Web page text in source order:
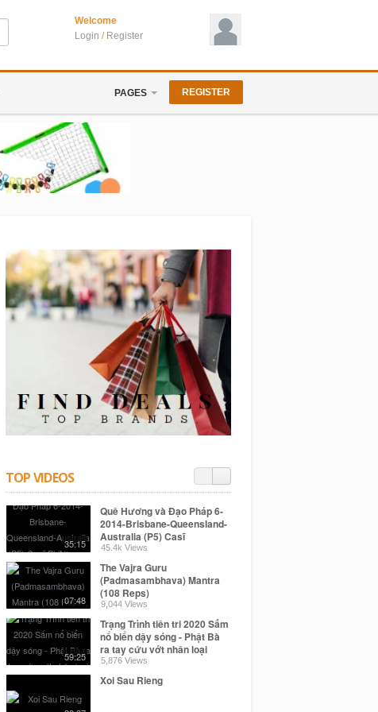
Welcome
Login / Register
PAGES REGISTER
TOP VIDEOS
35:15
Quê Hương và Đạo Pháp 6-
2014-Brisbane-Queensland-
Australia (P5) Casĩ
PhiNhung-
NgẫuHứng..,ÁoMớiCàMau
45.4k Views
07:48
The Vajra Guru
(Padmasambhava) Mantra
(108 Reps)
9,044 Views
59:25
Trạng Trình tiên tri 2020 Sấm
nổ biển dậy sóng - Phật Bà
ra tay cứu vớt nhân loại
5,876 Views
Xoi Sau Rieng